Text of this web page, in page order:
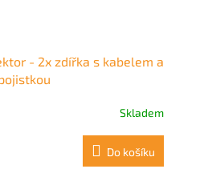
- 2x zdířka s kabelem a
Skladem
Do košíku